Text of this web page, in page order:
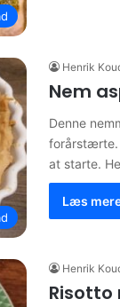
Henrik
Nem
Denne
forårstærte.
at starte.
Læs
Henrik